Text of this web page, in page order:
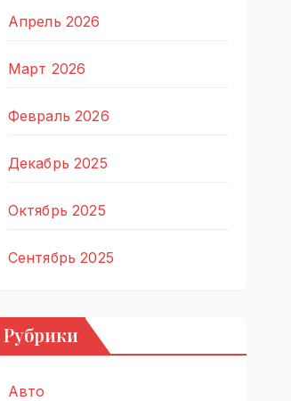
Апрель 2026
Март 2026
Февраль 2026
Декабрь 2025
Октябрь 2025
Сентябрь 2025
Рубрики
Авто